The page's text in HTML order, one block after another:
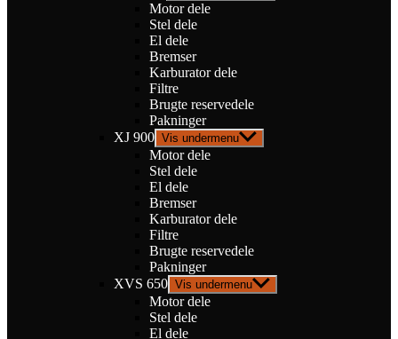
Motor dele
Stel dele
El dele
Bremser
Karburator dele
Filtre
Brugte reservedele
Pakninger
XJ 900 Vis undermenu
Motor dele
Stel dele
El dele
Bremser
Karburator dele
Filtre
Brugte reservedele
Pakninger
XVS 650 Vis undermenu
Motor dele
Stel dele
El dele